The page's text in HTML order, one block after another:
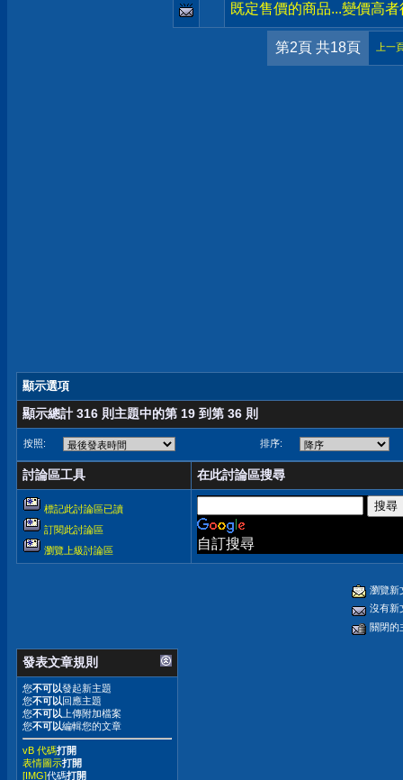
既定售價的商品...變價高
第2頁 共18頁 上一
顯示選項
顯示總計 316 則主題中的第 19 到第 36 則
按照: 排序:
討論區工具 在此討論區搜尋
標記此討論區已讀
訂閱此討論區
瀏覽上級討論區
自訂搜尋
瀏覽新
沒有新
關閉的
發表文章規則
您不可以發起新主題
您不可以回應主題
您不可以 上傳附加檔案
您不可以編輯您的文章
vB 代碼打開
表情圖示打開
[IMG]代碼打開